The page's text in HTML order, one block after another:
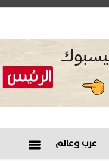
عرب وعالم